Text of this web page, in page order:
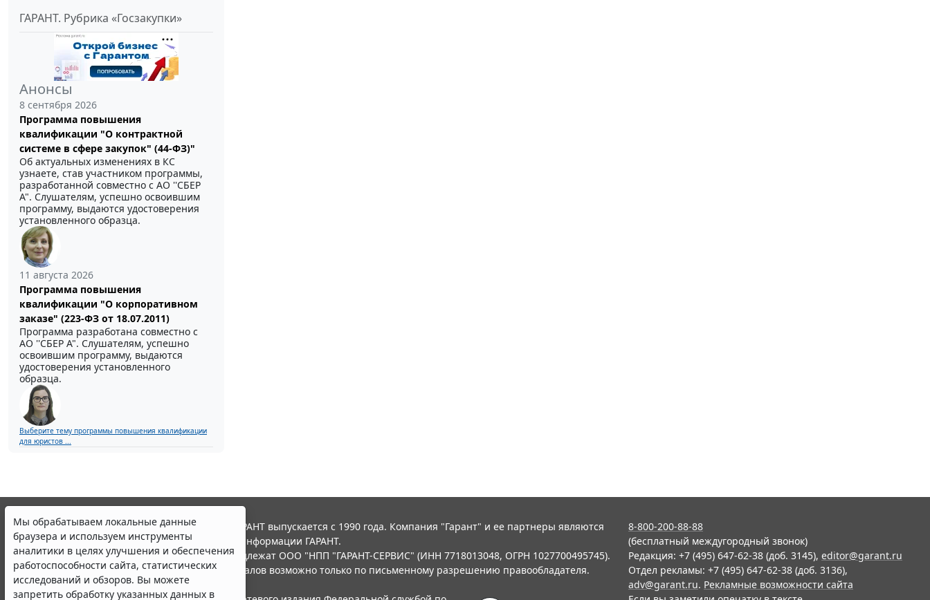
ГАРАНТ. Рубрика «Госзакупки»
Анонсы
8 сентября 2026
Программа повышения
квалификации "О контрактной
системе в сфере закупок" (44-ФЗ)"
Об актуальных изменениях в КС
узнаете, став участником программы,
разработанной совместно с АО ''СБЕР
А". Слушателям, успешно освоившим
программу, выдаются удостоверения
установленного образца.
11 августа 2026
Программа повышения
квалификации "О корпоративном
заказе" (223-ФЗ от 18.07.2011)
Программа разработана совместно с
АО ''СБЕР А". Слушателям, успешно
освоившим программу, выдаются
удостоверения установленного
образца.
Выберите тему программы повышения квалификации
для юристов ...
Мы обрабатываем локальные данные
браузера и используем инструменты
аналитики в целях улучшения и обеспечения
работоспособности сайта, статистических
исследований и обзоров. Вы можете
запретить обработку указанных данных в
© ООО "НПП "ГАРАНТ-СЕРВИС", 2026. Система ГАРАНТ выпускается с 1990 года. Компания "Гарант" и ее партнеры являются
участниками Российской ассоциации правовой информации ГАРАНТ.
Все права на материалы сайта ГАРАНТ.РУ принадлежат ООО "НПП "ГАРАНТ-СЕРВИС" (ИНН 7718013048, ОГРН 1027700495745).
Полное или частичное воспроизведение материалов возможно только по письменному разрешению правообладателя.
Правила использования портала.
8-800-200-88-88
(бесплатный междугородный звонок)
Редакция: +7 (495) 647-62-38 (доб. 3145), editor@garant.ru
Отдел рекламы: +7 (495) 647-62-38 (доб. 3136),
adv@garant.ru. Рекламные возможности сайта